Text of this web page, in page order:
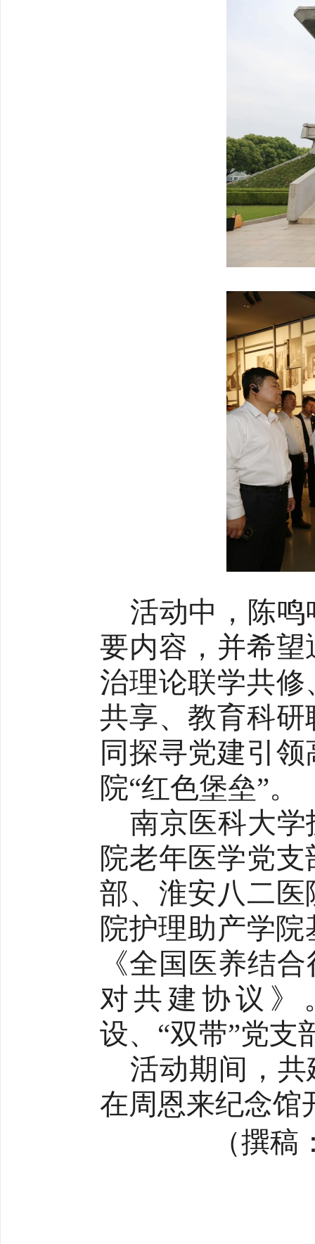
活动中， 陈
要内容，并希
治理论联学共
共享、教育科
同探寻党建引
院“红色堡垒”。
南京医科大
院老年医学党
部、淮安八二
院护理助产学
《全国医养结
对共建协议》
设、“双带”党支
活动期间，
在周恩来纪念馆
（撰稿